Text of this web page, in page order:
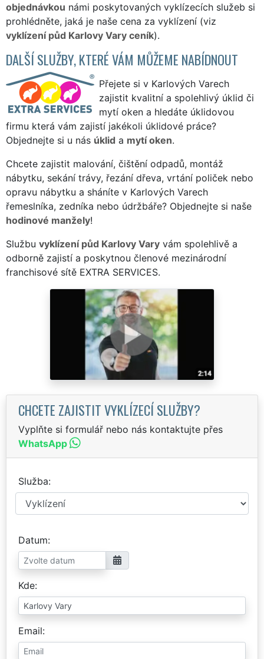
objednávkou námi poskytovaných vyklízecích služeb si
prohlédněte, jaká je naše cena za vyklízení (viz
vyklízení půd Karlovy Vary ceník).
DALŠÍ SLUŽBY, KTERÉ VÁM MŮŽEME NABÍDNOUT
Přejete si v Karlových Varech
zajistit kvalitní a spolehlivý úklid či
mytí oken a hledáte úklidovou
firmu která vám zajistí jakékoli úklidové práce?
Objednejte si u nás úklid a mytí oken.
Chcete zajistit malování, čištění odpadů, montáž
nábytku, sekání trávy, řezání dřeva, vrtání poliček nebo
opravu nábytku a sháníte v Karlových Varech
řemeslníka, zedníka nebo údržbáře? Objednejte si naše
hodinové manžely!
Službu vyklízení půd Karlovy Vary vám spolehlivě a
odborně zajistí a poskytnou členové mezinárodní
franchisové sítě EXTRA SERVICES.
CHCETE ZAJISTIT VYKLÍZECÍ SLUŽBY?
Vyplňte si formulář nebo nás kontaktujte přes
WhatsApp
Služba
Datum
Kde
Email